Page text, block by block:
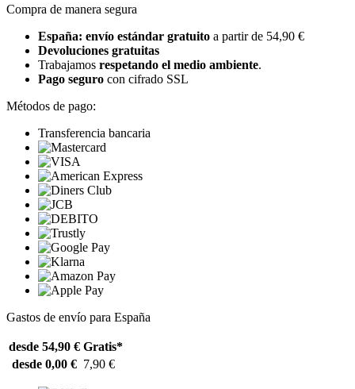
Compra de manera segura
España: envío estándar gratuito a partir de 54,90 €
Devoluciones gratuitas
Trabajamos respetando el medio ambiente.
Pago seguro con cifrado SSL
Métodos de pago:
Transferencia bancaria
Gastos de envío para España
desde 54,90 € Gratis*
desde 0,00 € 7,90 €